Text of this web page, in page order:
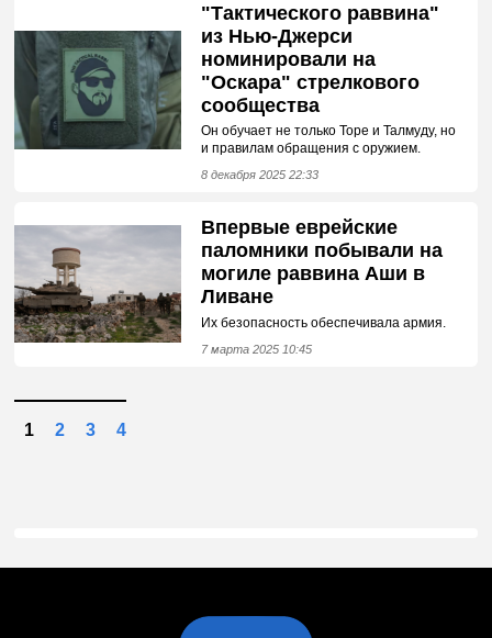
"Тактического раввина"
из Нью-Джерси
номинировали на
"Оскара" стрелкового
сообщества
Он обучает не только Торе и Талмуду, но
и правилам обращения с оружием.
8 декабря 2025 22:33
Впервые еврейские
паломники побывали на
могиле раввина Аши в
Ливане
Их безопасность обеспечивала армия.
7 марта 2025 10:45
1 2 3 4